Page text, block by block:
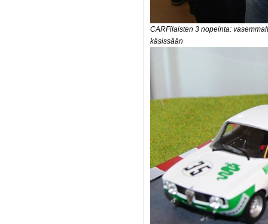
CARFilaisten 3 nopeinta:
käsissään